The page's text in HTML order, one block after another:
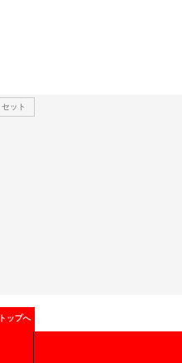
セット
ップへ